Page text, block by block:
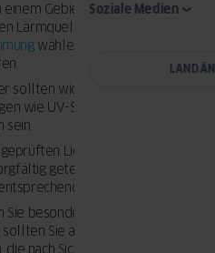
Soziale Medien
LAND
einem Gebiet mit starkem
Lärmquellen leben, sollten Sie
wählen, die helfen,
sollten widerstandsfähig
wie UV-Strahlung, Regen,
sein.
Lieferanten, aus
getestet und
Sie besondere
Sie auf die
nach Sicherheitsstandards